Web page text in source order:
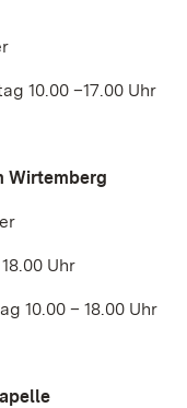
10.00 –17.00 Uhr
Wirtemberg
Uhr
10.00 – 18.00 Uhr